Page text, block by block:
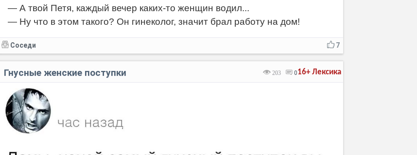
— А твой Петя, каждый вечер каких-то женщин водил...
— Ну что в этом такого? Он гинеколог, значит брал работу на дом!
7
Соседи
Лексика
16+
203 0
Гнусные женские поступки